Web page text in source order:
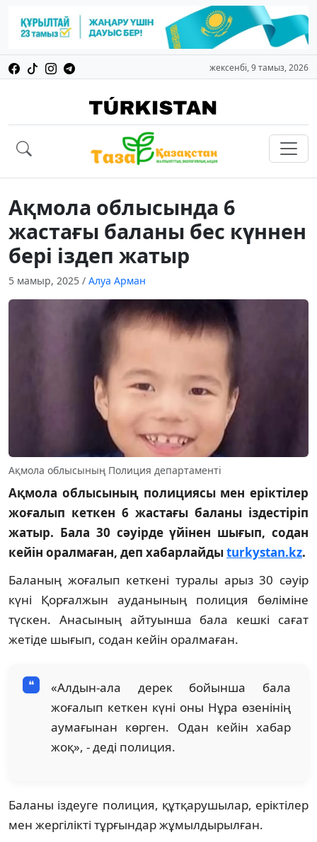
жексенбі, 9 тамыз, 2026
Ақмола облысында 6
жастағы баланы бес күннен
бері іздеп жатыр
5 мамыр, 2025 / Алуа Арман
Ақмола облысының Полиция департаменті
Ақмола облысының полициясы мен еріктілер
жоғалып кеткен 6 жастағы баланы іздестіріп
жатыр. Бала 30 сәуірде үйінен шығып, содан
кейін оралмаған, деп хабарлайдыturkystan.kz.
Баланың жоғалып кеткені туралы арыз 30 сәуір
күні Қорғалжын ауданының полиция бөліміне
түскен. Анасының айтуынша бала кешкі сағат
жетіде шығып, содан кейін оралмаған.
«Алдын-ала дерек бойынша бала
жоғалып кеткен күні оны Нұра өзенінің
аумағынан көрген. Одан кейін хабар
жоқ», - деді полиция.
Баланы іздеуге полиция, құтқарушылар, еріктілер
мен жергілікті тұрғындар жұмылдырылған.